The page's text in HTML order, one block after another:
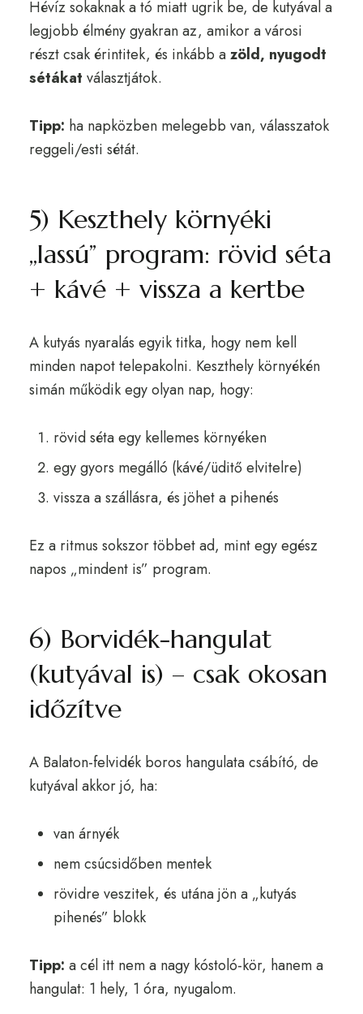
Hévíz sokaknak a tó miatt ugrik be, de kutyával a
legjobb élmény gyakran az, amikor a városi
részt csak érintitek, és inkább azöld, nyugodt
sétákat választjátok.
Tipp: ha napközben melegebb van, válasszatok
reggeli/esti sétát.
5) Keszthely környéki
„lassú” program: rövid séta
+ kávé + vissza a kertbe
A kutyás nyaralás egyik titka, hogy nem kell
minden napot telepakolni. Keszthely környékén
simán működik egy olyan nap, hogy:
rövid séta egy kellemes környéken
egy gyors megálló (kávé/üditő elvitelre)
vissza a szállásra, és jöhet a pihenés
Ez a ritmus sokszor többet ad, mint egy egész
napos „mindent is” program.
6) Borvidék-hangulat
(kutyával is) – csak okosan
időzítve
A Balaton-felvidék boros hangulata csábító, de
kutyával akkor jó, ha:
van árnyék
nem csúcsidőben mentek
rövidre veszitek, és utána jön a „kutyás
pihenés” blokk
Tipp: a cél itt nem a nagy kóstoló-kör, hanem a
hangulat: 1 hely, 1 óra, nyugalom.